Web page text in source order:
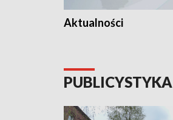
Aktualności
PUBLICYSTYKA